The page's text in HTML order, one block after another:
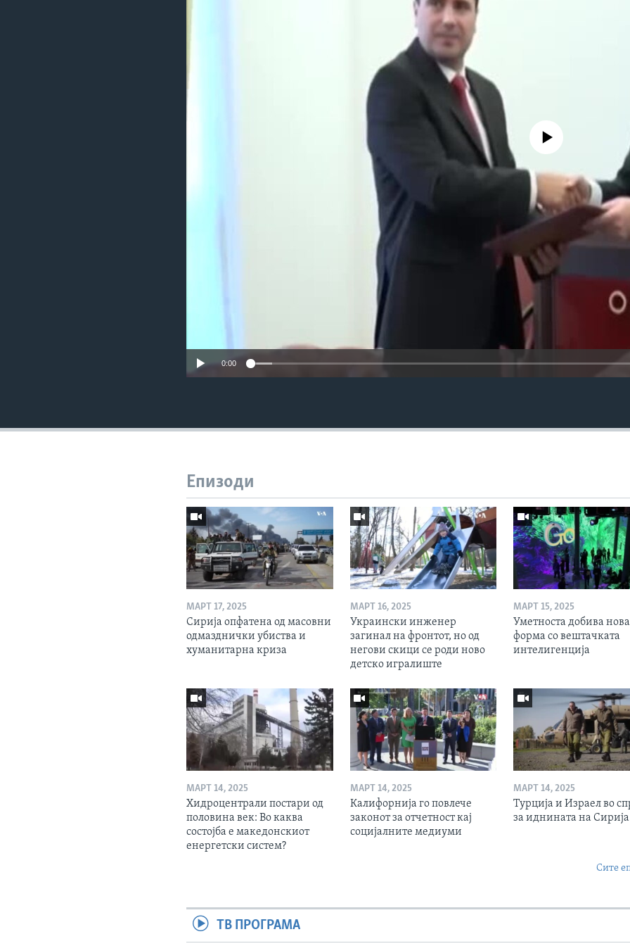
No media source currently
0:00
Епизоди
МАРТ 17, 2025
Сирија опфатена од масовни
одмазднички убиства и
хуманитарна криза
МАРТ 16, 2025
Украински инженер
загинал на фронтот, но од
негови скици се роди ново
детско игралиште
МАРТ 15, 2025
Уметноста добива нова
форма со вештачката
интелигенција
МАРТ 14, 2025
Хидроцентрали постари од
половина век: Во каква
состојба е македонскиот
енергетски систем?
МАРТ 14, 2025
Калифорнија го повлече
законот за отчетност кај
социјалните медиуми
МАРТ 14, 2025
Турција и Израел во
за иднината на Сирија
Сите
ТВ ПРОГРАМА